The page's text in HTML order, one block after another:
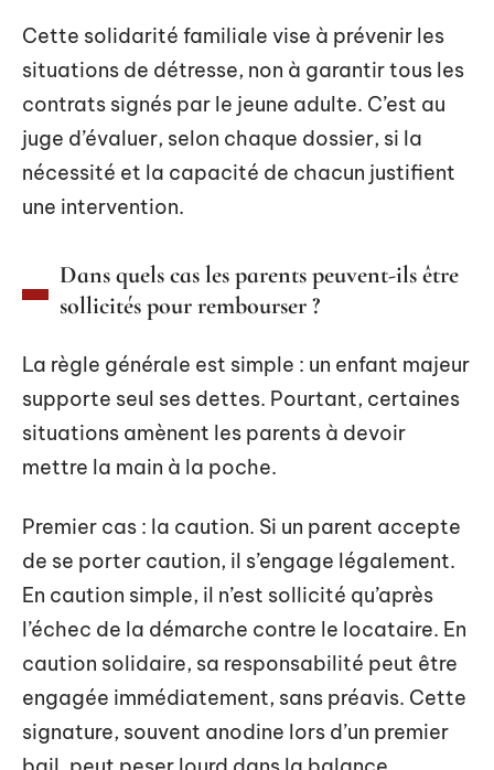
Cette solidarité familiale vise à prévenir les
situations de détresse, non à garantir tous les
contrats signés par le jeune adulte. C’est au
juge d’évaluer, selon chaque dossier, si la
nécessité et la capacité de chacun justifient
une intervention.
Dans quels cas les parents peuvent-ils être
sollicités pour rembourser ?
La règle générale est simple : un enfant majeur
supporte seul ses dettes. Pourtant, certaines
situations amènent les parents à devoir
mettre la main à la poche.
Premier cas : la caution. Si un parent accepte
de se porter caution, il s’engage légalement.
En caution simple, il n’est sollicité qu’après
l’échec de la démarche contre le locataire. En
caution solidaire, sa responsabilité peut être
engagée immédiatement, sans préavis. Cette
signature, souvent anodine lors d’un premier